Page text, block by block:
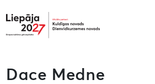
Liepāja2027
Dace Medne